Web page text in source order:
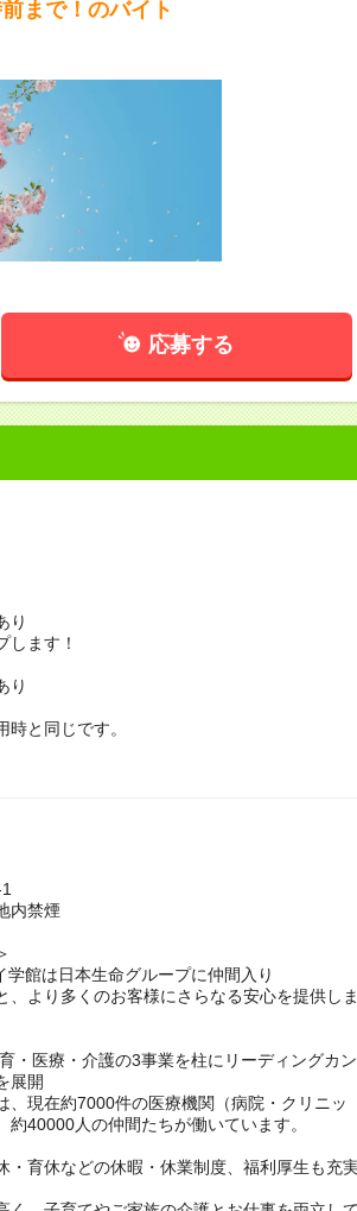
まで！のバイト
応募する
り
します！
り
時と同じです。
内禁煙
館は日本生命グループに仲間入り
、より多くのお客様にさらなる安心を提供しま
・医療・介護の3事業を柱にリーディングカ
展開
、現在約7000件の医療機関（病院・クリニッ
約40000人の仲間たちが働いています。
・育休などの休暇・休業制度、福利厚生も充